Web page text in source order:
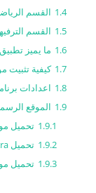
1.4 القسم
1.5 القسم
1.6 ما يميز
1.7 كيفية تثبيت
1.8 اعدادات
1.9 الموقع
1.9.1 تحميل
1.9.2 تحميل mobikora اخر اصدار apk
1.9.3 تحميل